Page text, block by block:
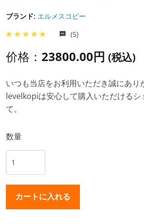
ブランド: エルメスコピー
(5)
价格： 23800.00円 (税込)
いつも当店をお利用いただき誠にあり
levelkopiは安心して購入いただけるシ
て。
数量